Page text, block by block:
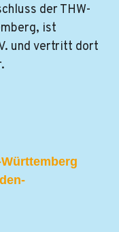
der THW-
ist
und vertritt dort